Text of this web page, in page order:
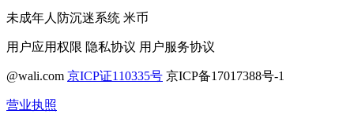
未成年人防沉迷系统 米币
用户应用权限 隐私协议 用户服务协议
@wali.com 京ICP证110335号 京ICP备17017388号-1
营业执照